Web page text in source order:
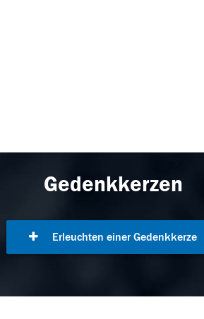
Gedenkkerzen
Erleuchten einer Gedenkkerze